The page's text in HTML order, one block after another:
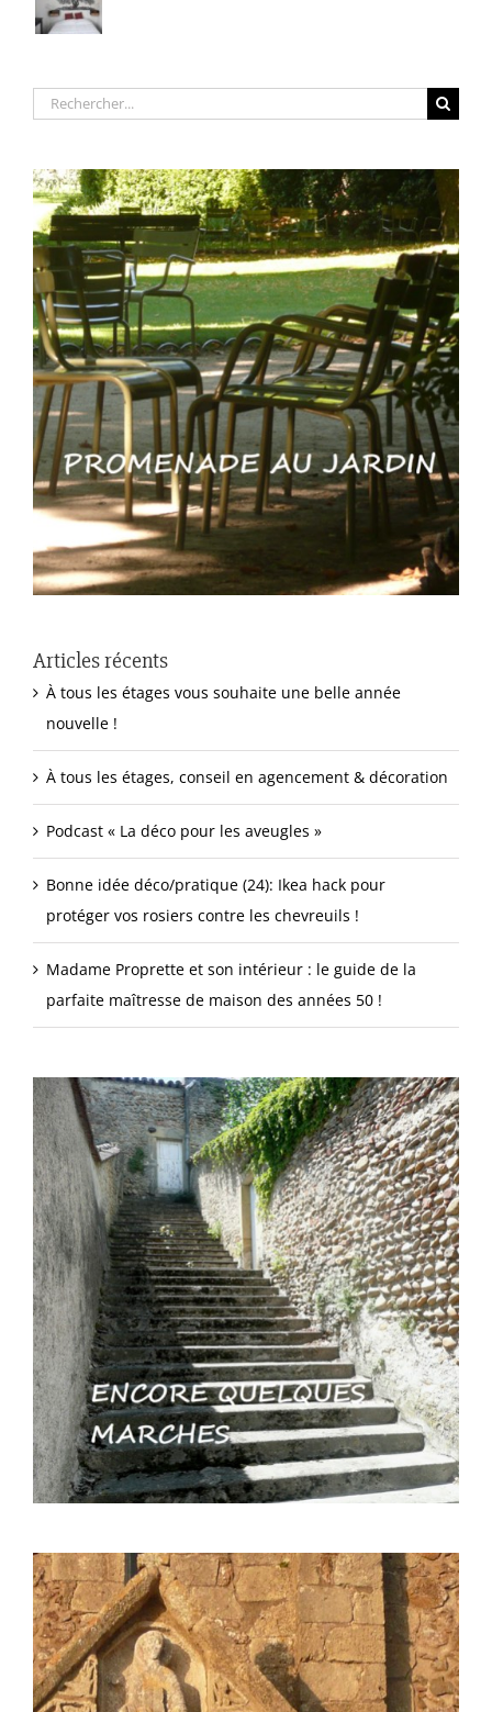
Rechercher:
Articles récents
À tous les étages vous souhaite une belle année
nouvelle !
À tous les étages, conseil en agencement & décoration
Podcast « La déco pour les aveugles »
Bonne idée déco/pratique (24): Ikea hack pour
protéger vos rosiers contre les chevreuils !
Madame Proprette et son intérieur : le guide de la
parfaite maîtresse de maison des années 50 !